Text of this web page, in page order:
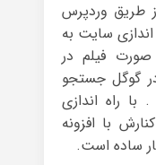
طریق وردپرس
سایت به
فیلم در
گوگل جستجو
راه اندازی
با افزونه
ساده است.